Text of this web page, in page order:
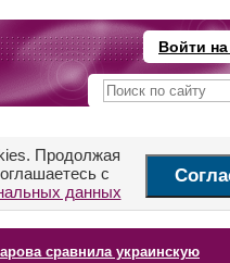
Войти
Продолжая
с
данных
сравнила украинскую